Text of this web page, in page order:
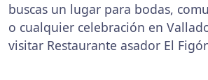
buscas un lugar para bodas,
o cualquier celebración en
visitar Restaurante asador El